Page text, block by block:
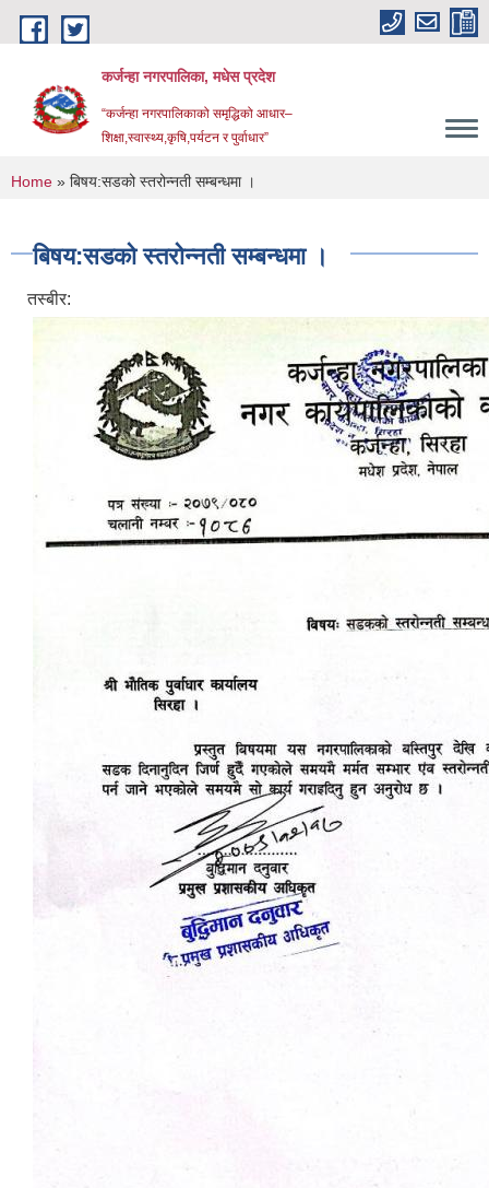
Skip to main content
कर्जन्हा नगरपालिका, मधेस प्रदेश
“कर्जन्हा नगरपालिकाको समृद्धिको आधार–
शिक्षा,स्वास्थ्य,कृषि,पर्यटन र पुर्वाधार”
You are here
Home » बिषय:सडको स्तरोन्नती सम्बन्धमा ।
बिषय:सडको स्तरोन्नती सम्बन्धमा ।
तस्बीर: